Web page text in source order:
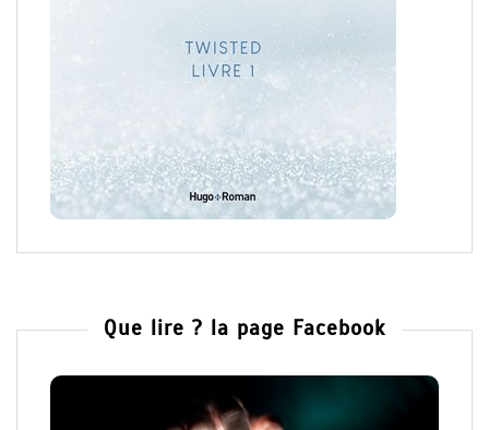
Que lire ? la page Facebook